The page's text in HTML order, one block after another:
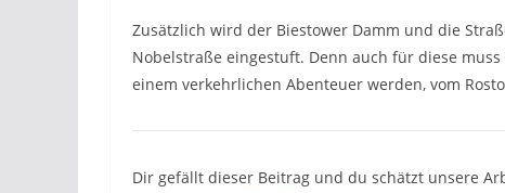
Zusätzlich wird der Biestower Damm und die
Nobelstraße eingestuft. Denn auch für diese
einem verkehrlichen Abenteuer werden, vom
Dir gefällt dieser Beitrag und du schätzt unsere